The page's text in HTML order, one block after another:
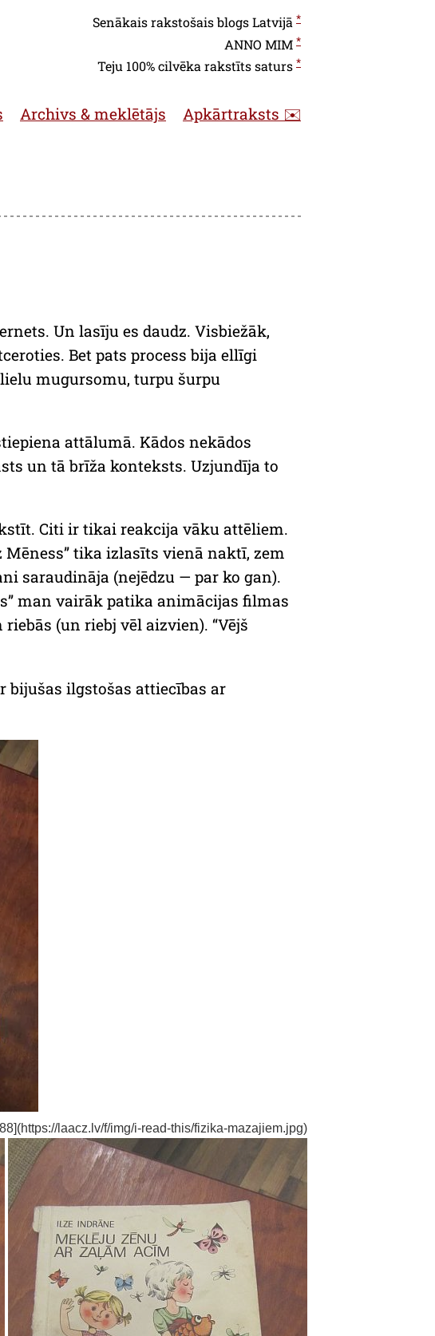
Senākais rakstošais blogs Latvijā *
ANNO MIM *
Teju 100% cilvēka rakstīts saturs *
Archivs & meklētājs Apkārtraksts ✉️
Un lasīju es daudz. Visbiežāk,
Bet pats process bija ellīgi
mugursomu, turpu šurpu
attālumā. Kādos nekādos
un tā brīža konteksts. Uzjundīja to
Citi ir tikai reakcija vāku attēliem.
Mēness” tika izlasīts vienā naktī, zem
saraudināja (nejēdzu — par ko gan).
man vairāk patika animācijas filmas
(un riebj vēl aizvien). “Vējš
bijušas ilgstošas attiecības ar
laacz.lv/f/img/i-read-this/fizika-mazajiem.jpg)